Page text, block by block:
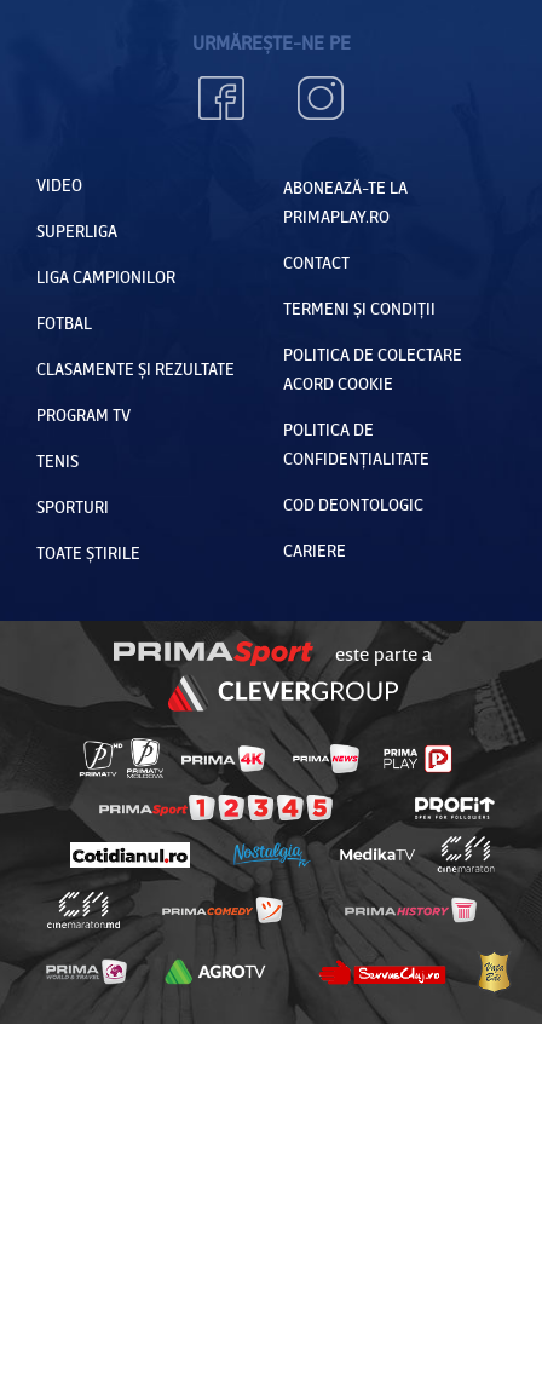
URMĂREȘTE-NE PE
VIDEO
SUPERLIGA
LIGA CAMPIONILOR
FOTBAL
CLASAMENTE ȘI REZULTATE
PROGRAM TV
TENIS
SPORTURI
TOATE ȘTIRILE
ABONEAZĂ-TE LA
PRIMAPLAY.RO
CONTACT
TERMENI ȘI CONDIȚII
POLITICA DE COLECTARE
ACORD COOKIE
POLITICA DE
CONFIDENȚIALITATE
COD DEONTOLOGIC
CARIERE
este parte a